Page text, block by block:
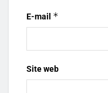
E-mail *
Site web